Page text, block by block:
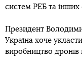
систем РЕБ та інших
Президент
Україна хоче
виробництво дронів